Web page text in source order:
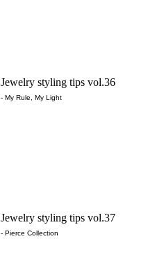
Jewelry styling tips vol.36
- My Rule, My Light
Jewelry styling tips vol.37
- Pierce Collection